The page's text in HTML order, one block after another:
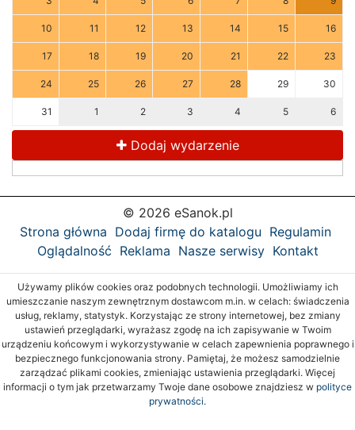
10 11 12 13 14 15 16
17 18 19 20 21 22 23
24 25 26 27 28 29 30
31 1 2 3 4 5 6
Dodaj wydarzenie
© 2026 eSanok.pl
Strona główna Dodaj firmę do katalogu Regulamin
Oglądalność Reklama Nasze serwisy Kontakt
Używamy plików cookies oraz podobnych technologii. Umożliwiamy ich
umieszczanie naszym zewnętrznym dostawcom m.in. w celach: świadczenia
usług, reklamy, statystyk. Korzystając ze strony internetowej, bez zmiany
ustawień przeglądarki, wyrażasz zgodę na ich zapisywanie w Twoim
urządzeniu końcowym i wykorzystywanie w celach zapewnienia poprawnego i
bezpiecznego funkcjonowania strony. Pamiętaj, że możesz samodzielnie
zarządzać plikami cookies, zmieniając ustawienia przeglądarki. Więcej
informacji o tym jak przetwarzamy Twoje dane osobowe znajdziesz w polityce
prywatności.